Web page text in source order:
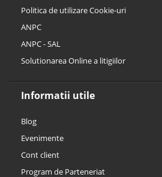
Politica de utilizare Cookie-uri
ANPC
ANPC - SAL
Solutionarea Online a litigiilor
Informatii utile
Blog
Evenimente
Cont client
Program de Parteneriat